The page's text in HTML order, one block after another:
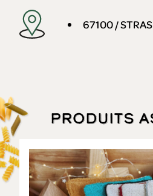
67100 /
Produits